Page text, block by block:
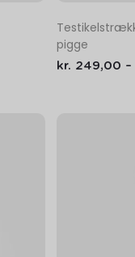
pigge
kr. 249,00 –